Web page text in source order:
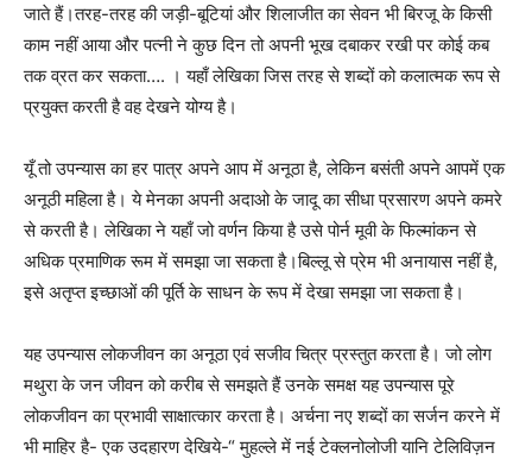
जाते हैं।तरह-तरह की जड़ी-बूटियां और शिलाजीत का सेवन भी बिरजू के किसी
काम नहीं आया और पत्नी ने कुछ दिन तो अपनी भूख दबाकर रखी पर कोई कब
तक व्रत कर सकता…. । यहाँ लेखिका जिस तरह से शब्दों को कलात्मक रूप से
प्रयुक्त करती है वह देखने योग्य है।
यूँ तो उपन्यास का हर पात्र अपने आप में अनूठा है, लेकिन बसंती अपने आपमें एक
अनूठी महिला है। ये मेनका अपनी अदाओ के जादू का सीधा प्रसारण अपने कमरे
से करती है। लेखिका ने यहाँ जो वर्णन किया है उसे पोर्न मूवी के फिल्मांकन से
अधिक प्रमाणिक रूम में समझा जा सकता है।बिल्लू से प्रेम भी अनायास नहीं है,
इसे अतृप्त इच्छाओं की पूर्ति के साधन के रूप में देखा समझा जा सकता है।
यह उपन्यास लोकजीवन का अनूठा एवं सजीव चित्र प्रस्तुत करता है। जो लोग
मथुरा के जन जीवन को करीब से समझते हैं उनके समक्ष यह उपन्यास पूरे
लोकजीवन का प्रभावी साक्षात्कार करता है। अर्चना नए शब्दों का सर्जन करने में
भी माहिर है- एक उदहारण देखिये-“ मुहल्ले में नई टेक्लनोलोजी यानि टेलिविज़न